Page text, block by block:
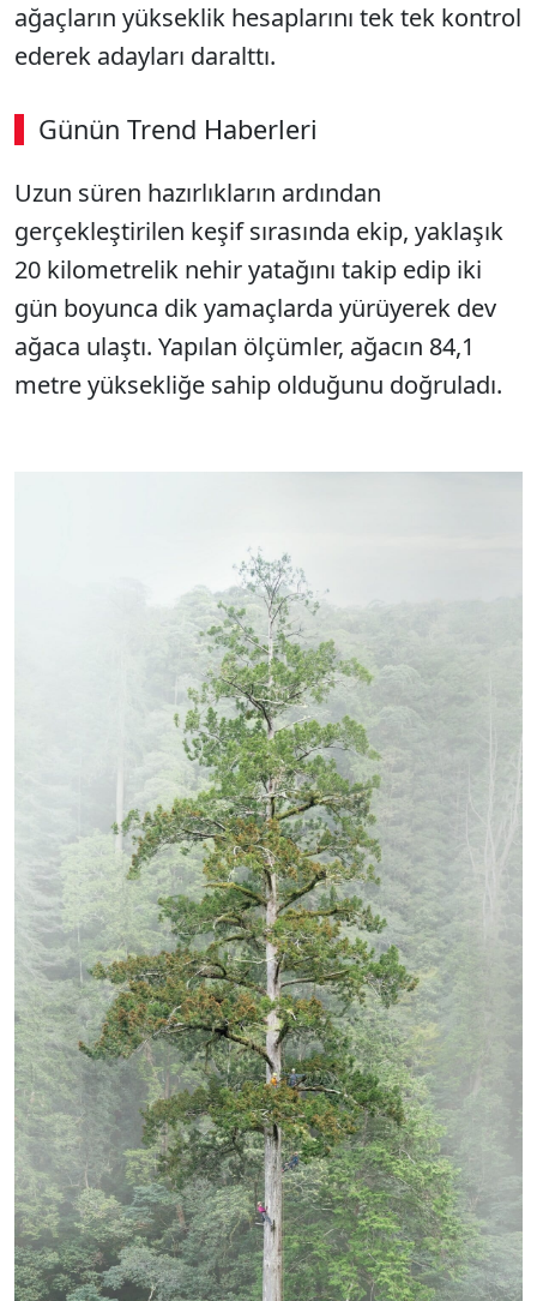
ağaçların yükseklik hesaplarını tek tek kontrol
ederek adayları daralttı.
Günün Trend Haberleri
00:02 / 08:15
Uzun süren hazırlıkların ardından
gerçekleştirilen keşif sırasında ekip, yaklaşık
20 kilometrelik nehir yatağını takip edip iki
gün boyunca dik yamaçlarda yürüyerek dev
ağaca ulaştı. Yapılan ölçümler, ağacın 84,1
metre yüksekliğe sahip olduğunu doğruladı.